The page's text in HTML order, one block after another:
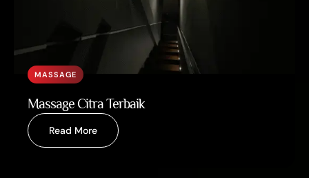
MASSAGE
Massage Citra Terbaik
Read More